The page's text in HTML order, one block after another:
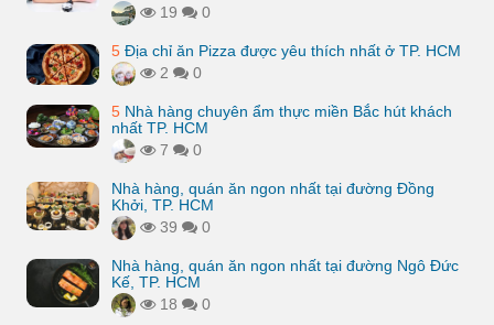
19
0
5 Địa chỉ ăn Pizza được yêu thích nhất ở TP. HCM
2
0
5 Nhà hàng chuyên ẩm thực miền Bắc hút khách
nhất TP. HCM
7
0
Nhà hàng, quán ăn ngon nhất tại đường Đồng
Khởi, TP. HCM
39
0
Nhà hàng, quán ăn ngon nhất tại đường Ngô Đức
Kế, TP. HCM
18
0